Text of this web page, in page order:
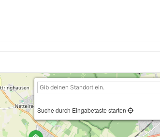
Suche durch Eingabetaste starten